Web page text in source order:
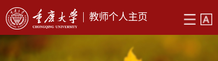
教师个人主页